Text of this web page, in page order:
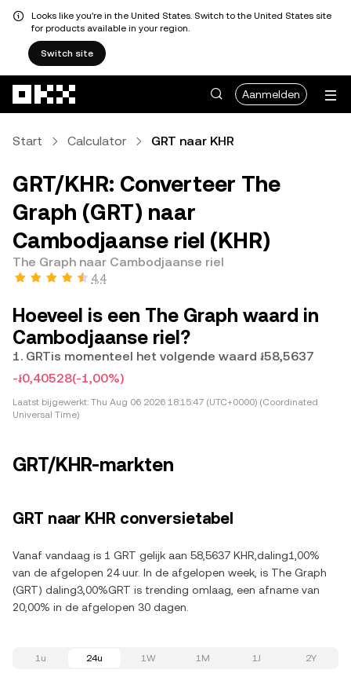
Looks like you're in the United States. Switch to the United States site
for products available in your region.
Switch site
Aanmelden
Start Calculator GRT naar KHR
GRT/KHR: Converteer The
Graph (GRT) naar
Cambodjaanse riel (KHR)
The Graph naar Cambodjaanse riel
4,4
Hoeveel is een The Graph waard in
Cambodjaanse riel?
1. GRTis momenteel het volgende waard ៛58,5637
-៛0,40528(-1,00%)
Laatst bijgewerkt: Thu Aug 06 2026 18:15:47 (UTC+0000) (Coordinated
Universal Time)
GRT/KHR-markten
GRT naar KHR conversietabel
Vanaf vandaag is 1 GRT gelijk aan 58,5637 KHR,daling1,00%
van de afgelopen 24 uur. In de afgelopen week, is The Graph
(GRT) daling3,00%GRT is trending omlaag, een afname van
20,00% in de afgelopen 30 dagen.
1u 24u 1W 1M 1J 2Y